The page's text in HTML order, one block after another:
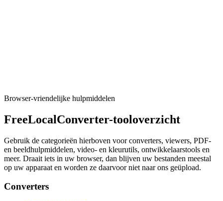
Browser-vriendelijke hulpmiddelen
FreeLocalConverter-tooloverzicht
Gebruik de categorieën hierboven voor converters, viewers, PDF-
en beeldhulpmiddelen, video- en kleurutils, ontwikkelaarstools en
meer. Draait iets in uw browser, dan blijven uw bestanden meestal
op uw apparaat en worden ze daarvoor niet naar ons geüpload.
Converters